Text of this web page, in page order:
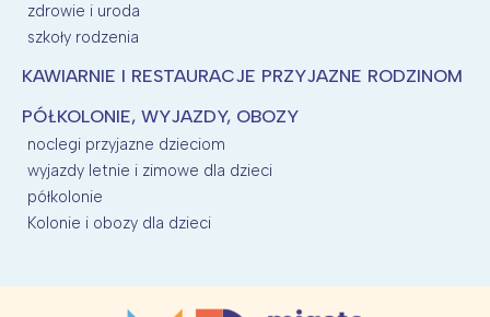
zdrowie i uroda
szkoły rodzenia
KAWIARNIE I RESTAURACJE PRZYJAZNE RODZINOM
PÓŁKOLONIE, WYJAZDY, OBOZY
noclegi przyjazne dzieciom
wyjazdy letnie i zimowe dla dzieci
półkolonie
Kolonie i obozy dla dzieci